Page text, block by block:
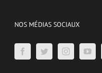
NOS MÉDIAS SOCIAUX